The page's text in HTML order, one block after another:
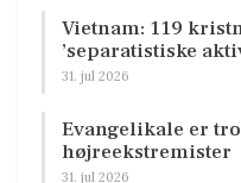
Vietnam: 119
’separatistiske
31. jul 2026
Evangelikale er
højreekstremister
31. jul 2026